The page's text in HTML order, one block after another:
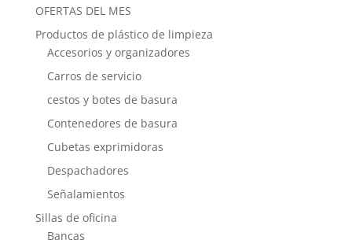
OFERTAS DEL MES
Productos de plástico de limpieza
Accesorios y organizadores
Carros de servicio
cestos y botes de basura
Contenedores de basura
Cubetas exprimidoras
Despachadores
Señalamientos
Sillas de oficina
Bancas